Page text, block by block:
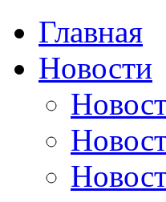
Главная
Новости